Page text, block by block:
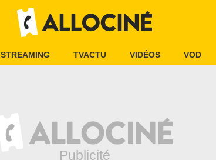
STREAMING TVACTU VIDÉOS VOD